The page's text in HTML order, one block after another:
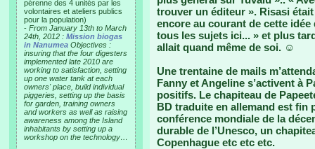
pérenne des 4 unités par les
volontaires et ateliers publics
pour la population)
- From January 13th to March
24th, 2012 : Mission biogas
in Nanumea Objectives :
insuring that the four digesters
implemented late 2010 are
working to satisfaction, setting
up one water tank at each
owners' place, build individual
piggeries, setting up the basis
for garden, training owners
and workers as well as raising
awareness among the Island
inhabitants by setting up a
workshop on the technology…
trouver un éditeur ». Risasi
encore au courant de cette
tous les sujets ici... » et plus
allait quand même de soi. ☺
Une trentaine de mails
Fanny et Angeline s’activent à
positifs. Le chapiteau de
BD traduite en allemand est fin
conférence mondiale de la
durable de l’Unesco, un
Copenhague etc etc etc.